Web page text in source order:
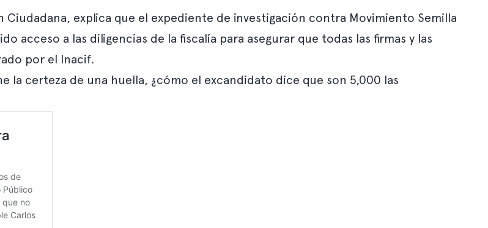
explica que el expediente de investigación contra Movimiento Semilla
acceso a las diligencias de la fiscalía para asegurar que todas las firmas y las
por el Inacif.
la certeza de una huella, ¿cómo el excandidato dice que son 5,000 las